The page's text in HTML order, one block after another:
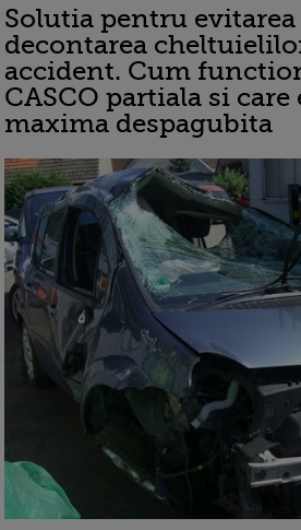
Solutia pentru
decontarea
accident. Cum
CASCO partiala si care
maxima despagubita